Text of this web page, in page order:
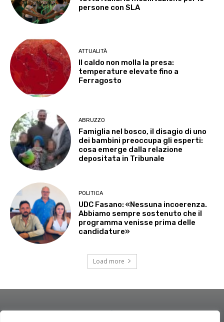
persone con SLA
ATTUALITÀ
Il caldo non molla la presa:
temperature elevate fino a
Ferragosto
ABRUZZO
Famiglia nel bosco, il disagio di uno
dei bambini preoccupa gli esperti:
cosa emerge dalla relazione
depositata in Tribunale
POLITICA
UDC Fasano: «Nessuna incoerenza.
Abbiamo sempre sostenuto che il
programma venisse prima delle
candidature»
Load more